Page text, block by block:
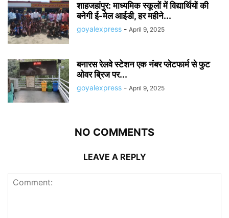
शाहजहांपुर: माध्यमिक स्कूलाें में विद्यार्थियों की
बनेगी ई-मेल आईडी, हर महीने...
goyalexpress - April 9, 2025
बनारस रेलवे स्टेशन एक नंबर प्लेटफार्म से फुट
ओवर ब्रिज पर...
goyalexpress - April 9, 2025
NO COMMENTS
LEAVE A REPLY